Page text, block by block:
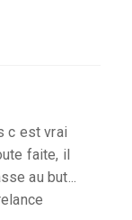
c est vrai
faite, il
au but...